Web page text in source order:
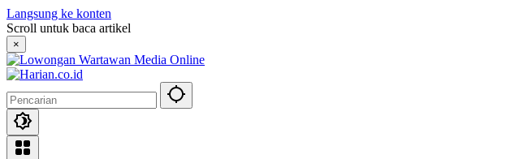
Langsung ke konten
Scroll untuk baca artikel
×